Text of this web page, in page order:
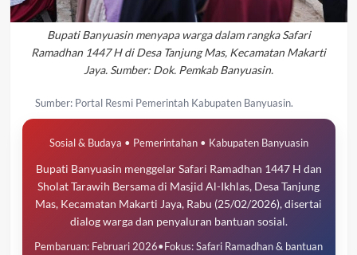
Bupati Banyuasin menyapa warga dalam rangka Safari
Ramadhan 1447 H di Desa Tanjung Mas, Kecamatan Makarti
Jaya. Sumber: Dok. Pemkab Banyuasin.
Sumber: Portal Resmi Pemerintah Kabupaten Banyuasin.
Sosial & Budaya • Pemerintahan • Kabupaten Banyuasin
Bupati Banyuasin menggelar Safari Ramadhan 1447 H dan
Sholat Tarawih Bersama di Masjid Al-Ikhlas, Desa Tanjung
Mas, Kecamatan Makarti Jaya, Rabu (25/02/2026), disertai
dialog warga dan penyaluran bantuan sosial.
Pembaruan: Februari 2026•Fokus: Safari Ramadhan & bantuan